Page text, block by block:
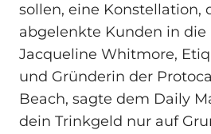
sollen, eine Konstellation,
abgelenkte Kunden in die
Jacqueline Whitmore,
und Gründerin der
Beach, sagte dem Daily
dein Trinkgeld nur auf